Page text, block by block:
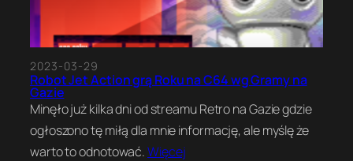
2023-03-29
Robot Jet Action grą Roku na C64 wg Gramy na
Gazie
Minęło już kilka dni od streamu Retro na Gazie gdzie
ogłoszono tę miłą dla mnie informację, ale myślę że
warto to odnotować.Więcej